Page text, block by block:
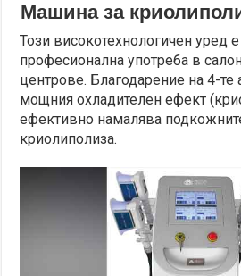
Машина за
Този високотехнологичен уред
професионална употреба в
центрове. Благодарение на 4-те
мощния охладителен ефект
ефективно намалява
криолиполиза.